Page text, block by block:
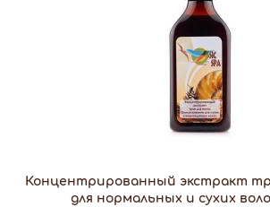
Концентрированный экстракт
для нормальных и сухих